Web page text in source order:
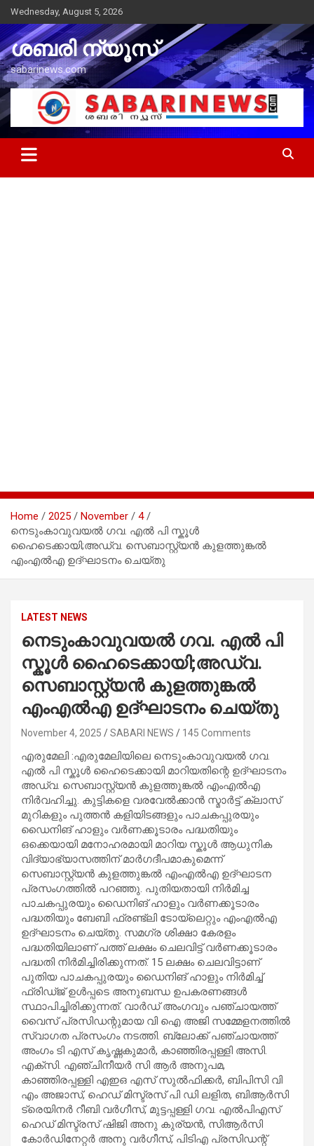
Skip
to
content
Wednesday, August 5, 2026
ശബരി ന്യൂസ്
sabarinews.com
Home 2025 November
4
നെടുംകാവുവയൽ ഗവ. എൽ പി സ്കൂൾ
ഹൈടെക്കായി;അഡ്വ. സെബാസ്റ്റ്യൻ കുളത്തുങ്കൽ
എംഎൽഎ ഉദ്ഘാടനം ചെയ്തു
LATEST NEWS
നെടുംകാവുവയൽ ഗവ. എൽ പി
സ്കൂൾ ഹൈടെക്കായി;അഡ്വ.
സെബാസ്റ്റ്യൻ കുളത്തുങ്കൽ
എംഎൽഎ ഉദ്ഘാടനം ചെയ്തു
November 4, 2025 SABARI NEWS 145 Comments
എരുമേലി :എരുമേലിയിലെ നെടുംകാവുവയൽ ഗവ.
എൽ പി സ്കൂൾ ഹൈടെക്കായി മാറിയതിന്റെ ഉദ്ഘാടനം
അഡ്വ. സെബാസ്റ്റ്യൻ കുളത്തുങ്കൽ എംഎൽഎ
നിർവഹിച്ചു. കുട്ടികളെ വരവേൽക്കാൻ സ്മാർട്ട്‌ ക്ലാസ്
മുറികളും പുത്തൻ കളിയിടങ്ങളും പാചകപ്പുരയും
ഡൈനിങ് ഹാളും വർണക്കൂടാരം പദ്ധതിയും
ഒക്കെയായി മനോഹരമായി മാറിയ സ്കൂൾ ആധുനിക
വിദ്യാഭ്യാസത്തിന് മാർഗദീപമാകുമെന്ന്
സെബാസ്റ്റ്യൻ കുളത്തുങ്കൽ എംഎൽഎ ഉദ്ഘാടന
പ്രസംഗത്തിൽ പറഞ്ഞു. പുതിയതായി നിർമിച്ച
പാചകപ്പുരയും ഡൈനിങ് ഹാളും വർണക്കൂടാരം
പദ്ധതിയും ബേബി ഫ്രണ്ട്ലി ടോയ്‌ലെറ്റും എംഎൽഎ
ഉദ്ഘാടനം ചെയ്തു. സമഗ്ര ശിക്ഷാ കേരളം
പദ്ധതിയിലാണ് പത്ത് ലക്ഷം ചെലവിട്ട് വർണക്കൂടാരം
പദ്ധതി നിർമിച്ചിരിക്കുന്നത്. 15 ലക്ഷം ചെലവിട്ടാണ്
പുതിയ പാചകപ്പുരയും ഡൈനിങ് ഹാളും നിർമിച്ച്
ഫ്രിഡ്ജ് ഉൾപ്പടെ അനുബന്ധ ഉപകരണങ്ങൾ
സ്ഥാപിച്ചിരിക്കുന്നത്. വാർഡ് അംഗവും പഞ്ചായത്ത്‌
വൈസ് പ്രസിഡന്റുമായ വി ഐ അജി സമ്മേളനത്തിൽ
സ്വാഗത പ്രസംഗം നടത്തി. ബ്ലോക്ക്‌ പഞ്ചായത്ത്‌
അംഗം ടി എസ് കൃഷ്ണകുമാർ, കാഞ്ഞിരപ്പള്ളി അസി.
എക്‌സി. എഞ്ചിനീയർ സി ആർ അനുപമ,
കാഞ്ഞിരപ്പള്ളി എഇഒ എസ് സുൽഫിക്കർ, ബിപിസി വി
എം അജാസ്, ഹെഡ് മിസ്ട്രസ് പി ഡി ലളിത, ബിആർസി
ട്രെയിനർ റീബി വർഗീസ്, മുട്ടപ്പള്ളി ഗവ. എൽപിഎസ്
ഹെഡ് മിസ്ട്രസ് ഷിജി അനു കുര്യൻ, സിആർസി
കോർഡിനേറ്റർ അനു വർഗീസ്, പിടിഎ പ്രസിഡന്റ്